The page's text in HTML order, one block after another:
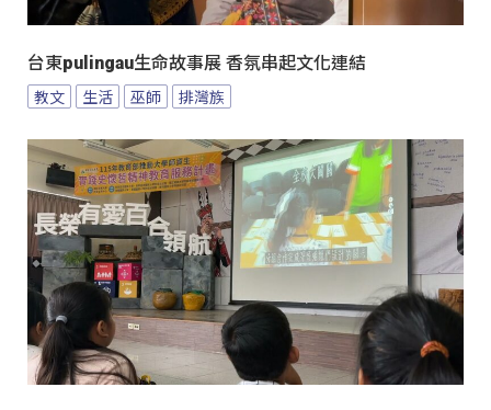
台東pulingau生命故事展 香氛串起文化連結
教文 生活 巫師 排灣族